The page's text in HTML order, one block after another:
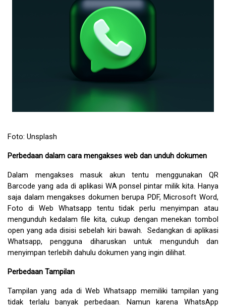
Foto: Unsplash
Perbedaan dalam cara mengakses web dan unduh dokumen
Dalam mengakses masuk akun tentu menggunakan QR
Barcode yang ada di aplikasi WA ponsel pintar milik kita. Hanya
saja dalam mengakses dokumen berupa PDF, Microsoft Word,
Foto di Web Whatsapp tentu tidak perlu menyimpan atau
mengunduh kedalam file kita, cukup dengan menekan tombol
open yang ada disisi sebelah kiri bawah.  Sedangkan di aplikasi
Whatsapp, pengguna diharuskan untuk mengunduh dan
menyimpan terlebih dahulu dokumen yang ingin dilihat.
Perbedaan Tampilan
Tampilan yang ada di Web Whatsapp memiliki tampilan yang
tidak terlalu banyak perbedaan. Namun karena WhatsApp